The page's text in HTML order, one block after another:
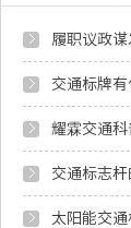
履职议政
交通标牌有
耀霖交通
交通标志
太阳能交